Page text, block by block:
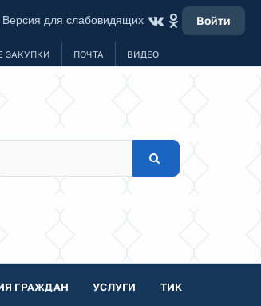
Версия для слабовидящих Войти
ЗАКУПКИ ПОЧТА ВИДЕО
ГРАЖДАН УСЛУГИ ТИК